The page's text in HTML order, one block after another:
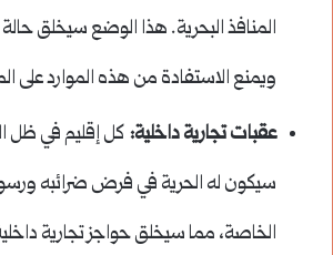
المنافذ البحرية. هذا الوضع سيخلق حالة
ويمنع الاستفادة من هذه الموارد على
عقبات تجارية داخلية: كل إقليم في ظل
سيكون له الحرية في فرض ضرائبه
الخاصة، مما سيخلق حواجز تجارية